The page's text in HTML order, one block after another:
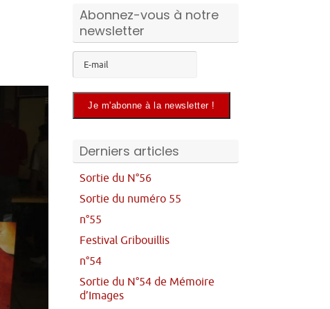
Abonnez-vous à notre
newsletter
Derniers articles
Sortie du N°56
Sortie du numéro 55
n°55
Festival Gribouillis
n°54
Sortie du N°54 de Mémoire
d’Images